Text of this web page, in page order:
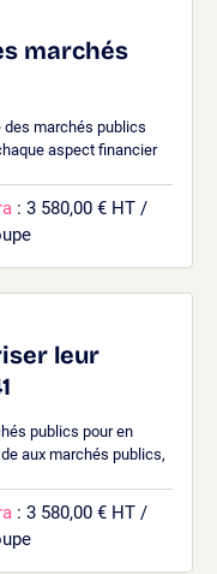
marchés
marchés publics
aspect financier
: 3 580,00 € HT /
leur
publics pour en
aux marchés publics,
: 3 580,00 € HT /